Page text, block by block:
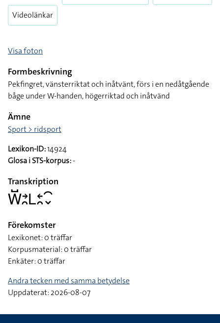
Videolänkar
Visa foton
Formbeskrivning
Pekfingret, vänsterriktat och inåtvänt, förs i en nedåtgående
båge under W-handen, högerriktad och inåtvänd
Ämne
Sport > ridsport
Lexikon-ID:14924
Glosa i STS-korpus:-
Transkription
􌤰􌤹􌥔􌥘􌥈􌥓􌥘􌥯􌦀
Förekomster
Lexikonet: 0 träffar
Korpusmaterial: 0 träffar
Enkäter: 0 träffar
Andra tecken med samma betydelse
Uppdaterat: 2026-08-07